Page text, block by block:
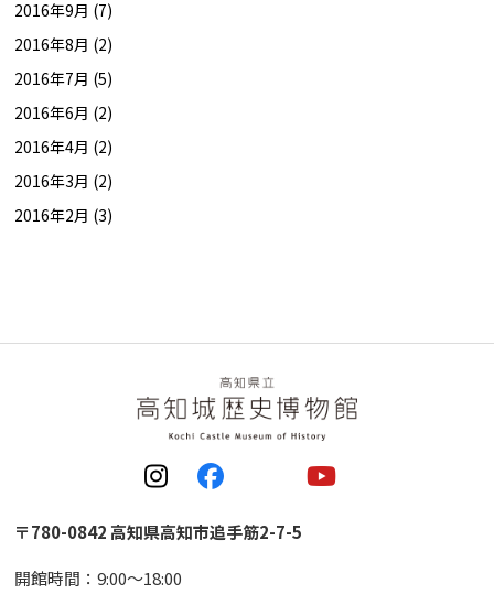
2016年9月 (7)
2016年8月 (2)
2016年7月 (5)
2016年6月 (2)
2016年4月 (2)
2016年3月 (2)
2016年2月 (3)
〒780-0842 高知県高知市追手筋2-7-5
開館時間：9:00〜18:00